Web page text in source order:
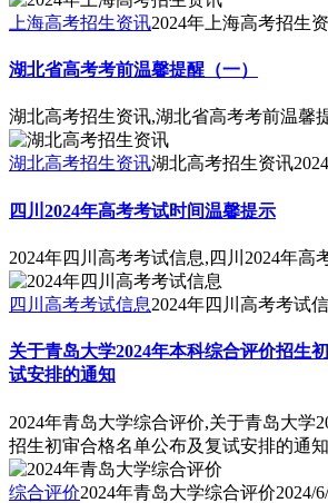
上海高考招生资讯2024年上海高考招生
湖北省高考考前温馨提醒（一）
湖北高考招生资讯,湖北省高考考前温馨
湖北高考招生资讯湖北高考招生资讯
四川2024年高考考试时间温馨提示
2024年四川高考考试信息,四川2024年高
四川高考考试信息2024年四川高考考试
关于青岛大学2024年本科综合评价招生
试安排的通知
2024年青岛大学综合评价,关于青岛大学
招生初审合格名单公布及复试安排的通知
综合评价2024年青岛大学综合评价2024/